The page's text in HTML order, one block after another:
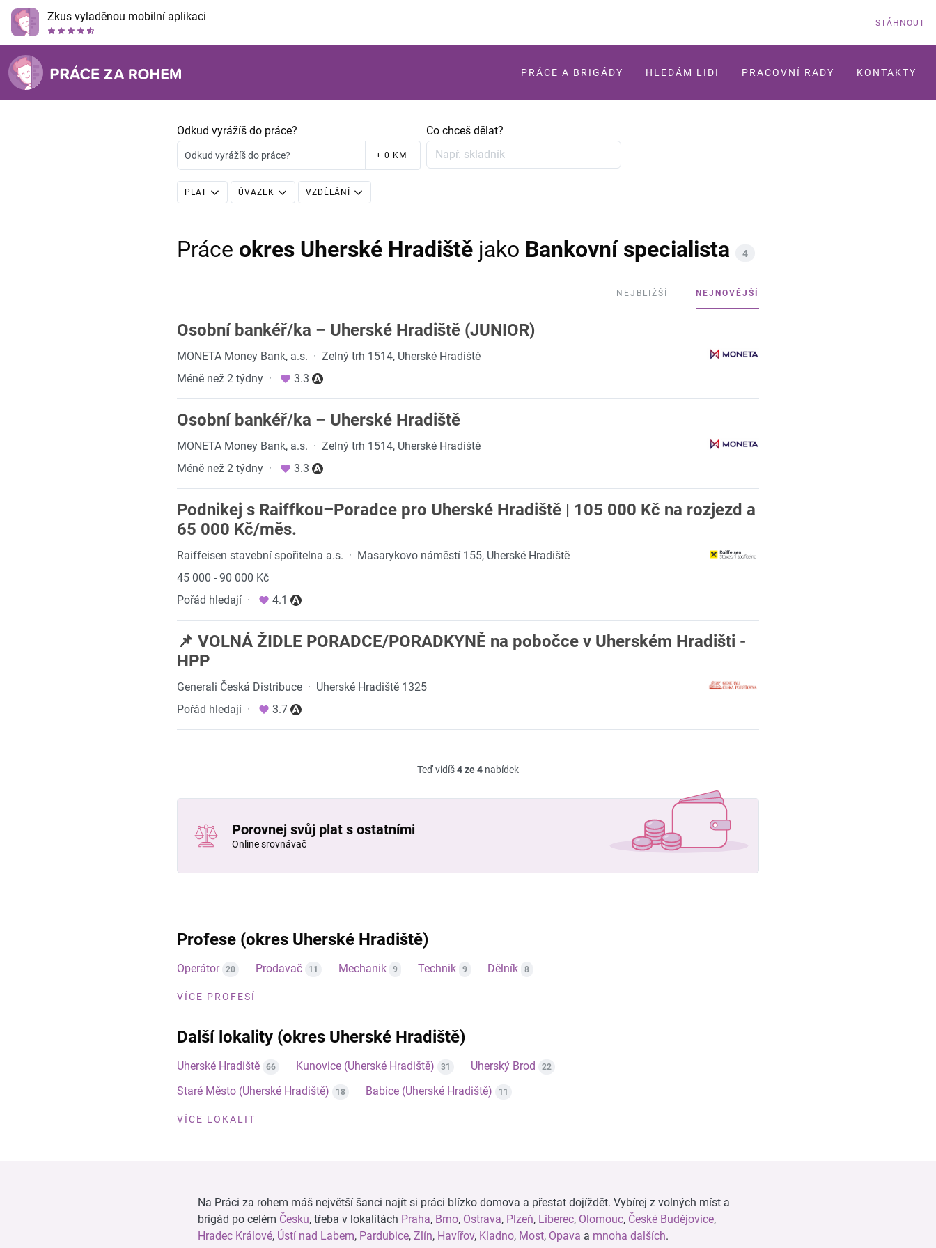
Zkus vyladěnou mobilní aplikaci STÁHNOUT
PRÁCE A BRIGÁDY HLEDÁM LIDI PRACOVNÍ RADY KONTAKTY
Odkud vyrážíš do práce?
Odkud vyrážíš do práce? + 0 KM
Co chceš dělat?
PLAT ÚVAZEK VZDĚLÁNÍ
Práce okres Uherské Hradiště jako Bankovní specialista 4
NEJBLIŽŠÍ NEJNOVĚJŠÍ
Osobní bankéř/ka – Uherské Hradiště (JUNIOR)
MONETA Money Bank, a.s. · Zelný trh 1514, Uherské Hradiště
Méně než 2 týdny · 3.3
Osobní bankéř/ka – Uherské Hradiště
MONETA Money Bank, a.s. · Zelný trh 1514, Uherské Hradiště
Méně než 2 týdny · 3.3
Podnikej s Raiffkou–Poradce pro Uherské Hradiště | 105 000 Kč na rozjezd a
65 000 Kč/měs.
Raiffeisen stavební spořitelna a.s. · Masarykovo náměstí 155, Uherské Hradiště
45 000 - 90 000 Kč
Pořád hledají · 4.1
📌 VOLNÁ ŽIDLE PORADCE/PORADKYNĚ na pobočce v Uherském Hradišti -
HPP
Generali Česká Distribuce · Uherské Hradiště 1325
Pořád hledají · 3.7
Teď vidíš4 ze 4 nabídek
Porovnej svůj plat s ostatními
Online srovnávač
Profese (okres Uherské Hradiště)
Operátor 20 Prodavač 11 Mechanik 9 Technik 9 Dělník 8
VÍCE PROFESÍ
Další lokality (okres Uherské Hradiště)
Uherské Hradiště 66 Kunovice (Uherské Hradiště) 31 Uherský Brod 22
Staré Město (Uherské Hradiště) 18 Babice (Uherské Hradiště) 11
VÍCE LOKALIT
Na Práci za rohem máš největší šanci najít si práci blízko domova a přestat dojíždět. Vybírej z volných míst a
brigád po celém Česku, třeba v lokalitách Praha, Brno, Ostrava, Plzeň, Liberec, Olomouc, České Budějovice,
Hradec Králové, Ústí nad Labem, Pardubice, Zlín, Havířov, Kladno, Most, Opava a mnoha dalších.